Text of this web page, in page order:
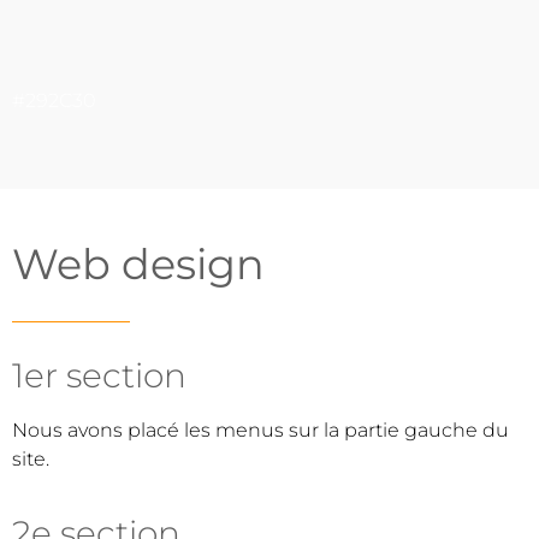
Web design
1er section
Nous avons placé les menus sur la partie gauche du
site.